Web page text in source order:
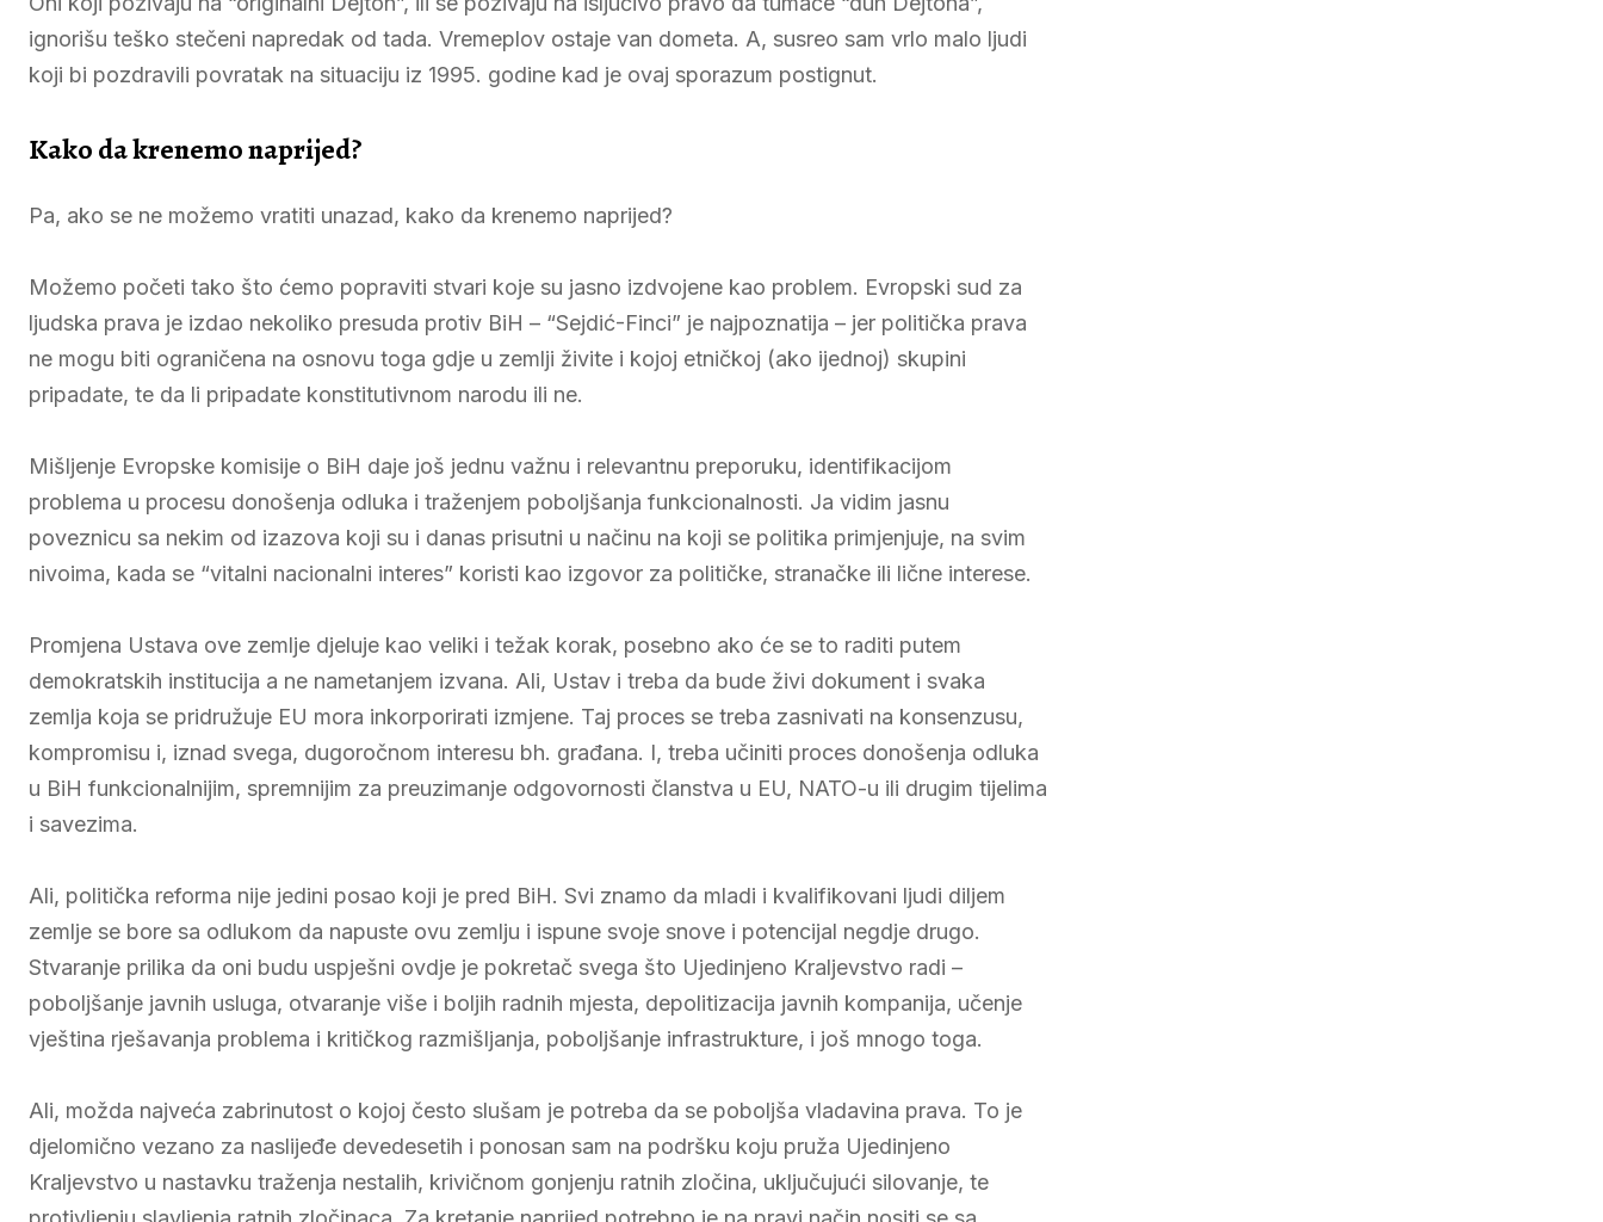
ignorišu teško stečeni napredak od tada. Vremeplov ostaje van dometa. A, susreo sam vrlo malo ljudi
koji bi pozdravili povratak na situaciju iz 1995. godine kad je ovaj sporazum postignut.
Kako da krenemo naprijed?
Pa, ako se ne možemo vratiti unazad, kako da krenemo naprijed?
Možemo početi tako što ćemo popraviti stvari koje su jasno izdvojene kao problem. Evropski sud za
ljudska prava je izdao nekoliko presuda protiv BiH – “Sejdić-Finci” je najpoznatija – jer politička prava
ne mogu biti ograničena na osnovu toga gdje u zemlji živite i kojoj etničkoj (ako ijednoj) skupini
pripadate, te da li pripadate konstitutivnom narodu ili ne.
Mišljenje Evropske komisije o BiH daje još jednu važnu i relevantnu preporuku, identifikacijom
problema u procesu donošenja odluka i traženjem poboljšanja funkcionalnosti. Ja vidim jasnu
poveznicu sa nekim od izazova koji su i danas prisutni u načinu na koji se politika primjenjuje, na svim
nivoima, kada se “vitalni nacionalni interes” koristi kao izgovor za političke, stranačke ili lične interese.
Promjena Ustava ove zemlje djeluje kao veliki i težak korak, posebno ako će se to raditi putem
demokratskih institucija a ne nametanjem izvana. Ali, Ustav i treba da bude živi dokument i svaka
zemlja koja se pridružuje EU mora inkorporirati izmjene. Taj proces se treba zasnivati na konsenzusu,
kompromisu i, iznad svega, dugoročnom interesu bh. građana. I, treba učiniti proces donošenja odluka
u BiH funkcionalnijim, spremnijim za preuzimanje odgovornosti članstva u EU, NATO-u ili drugim tijelima
i savezima.
Ali, politička reforma nije jedini posao koji je pred BiH. Svi znamo da mladi i kvalifikovani ljudi diljem
zemlje se bore sa odlukom da napuste ovu zemlju i ispune svoje snove i potencijal negdje drugo.
Stvaranje prilika da oni budu uspješni ovdje je pokretač svega što Ujedinjeno Kraljevstvo radi –
poboljšanje javnih usluga, otvaranje više i boljih radnih mjesta, depolitizacija javnih kompanija, učenje
vještina rješavanja problema i kritičkog razmišljanja, poboljšanje infrastrukture, i još mnogo toga.
Ali, možda najveća zabrinutost o kojoj često slušam je potreba da se poboljša vladavina prava. To je
djelomično vezano za naslijeđe devedesetih i ponosan sam na podršku koju pruža Ujedinjeno
Kraljevstvo u nastavku traženja nestalih, krivičnom gonjenju ratnih zločina, uključujući silovanje, te